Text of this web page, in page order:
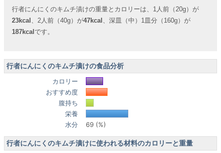
行者にんにくのキムチ漬けの重量とカロリーは、1人前（20g）が
23kcal 、2人前（40g）が47kcal 、深皿（中）1皿分（160g）が
187kcal です。
行者にんにくのキムチ漬けの食品分析
カロリー
おすすめ度
腹持ち
栄養
水分
69 (%)
行者にんにくのキムチ漬けに使われる材料のカロリーと重量